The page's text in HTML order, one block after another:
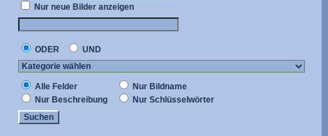
Nur neue Bilder anzeigen
ODER
UND
Alle Felder
Nur Bildname
Nur Beschreibung
Nur Schlüsselwörter